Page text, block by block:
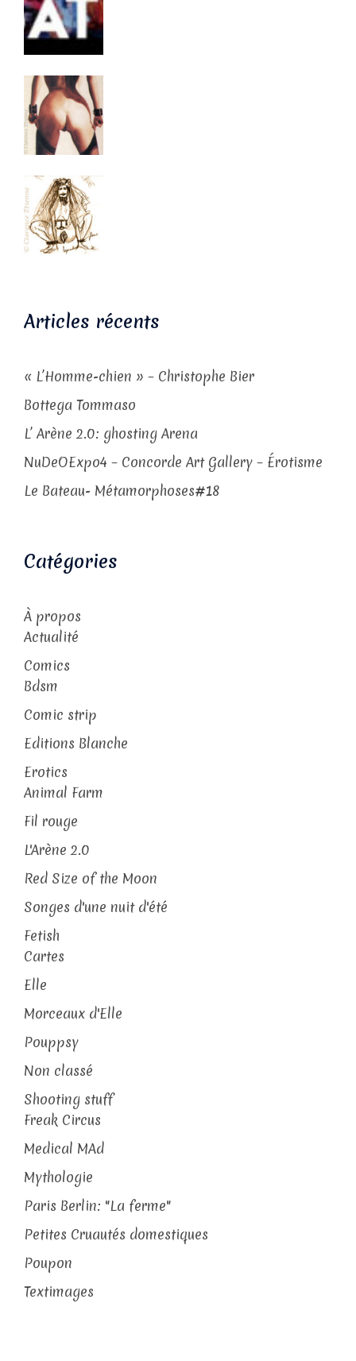
Articles récents
« L’Homme-chien » – Christophe Bier
Bottega Tommaso
L’ Arène 2.0: ghosting Arena
NuDeOExpo4 – Concorde Art Gallery – Érotisme
Le Bateau- Métamorphoses#18
Catégories
À propos
Actualité
Comics
Bdsm
Comic strip
Editions Blanche
Erotics
Animal Farm
Fil rouge
L'Arène 2.0
Red Size of the Moon
Songes d'une nuit d'été
Fetish
Cartes
Elle
Morceaux d'Elle
Pouppsy
Non classé
Shooting stuff
Freak Circus
Medical MAd
Mythologie
Paris Berlin: "La ferme"
Petites Cruautés domestiques
Poupon
Textimages